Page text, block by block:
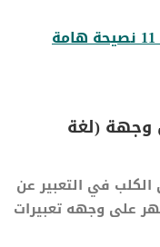
كيف اجعل كلبي يحبني ؟ 11 نصيحة هامة
وجهة (لغة
في التعبير عن
على وجهه تعبيرات